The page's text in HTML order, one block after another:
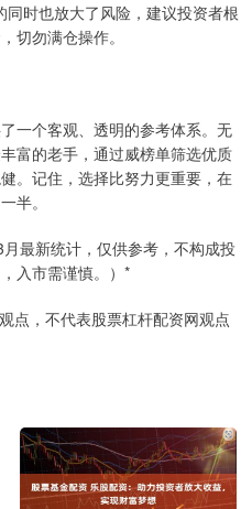
时也放大了风险，建议投资者根
切勿满仓操作。
一个客观、透明的参考体系。无
富的老手，通过威榜单筛选优质
。记住，选择比努力更重要，在
半。
最新统计，仅供参考，不构成投
入市需谨慎。）*
点，不代表股票杠杆配资网观点